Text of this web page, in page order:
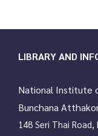
LIBRARY AND
National Institute
Bunchana
148 Seri Thai Road,